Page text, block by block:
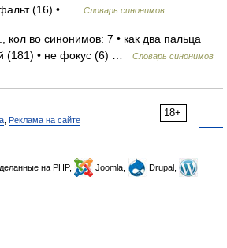
(16) • …
Словарь синонимов
кол во синонимов: 7 • как два пальца
(181) • не фокус (6) …
Словарь синонимов
18+
Реклама на сайте
на PHP, Joomla,
Drupal,